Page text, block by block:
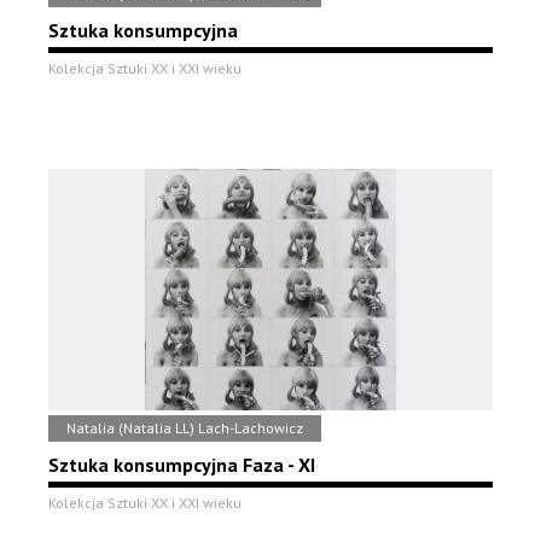
Sztuka konsumpcyjna
Kolekcja Sztuki XX i XXI wieku
Natalia (Natalia LL) Lach-Lachowicz
Sztuka konsumpcyjna Faza - XI
Kolekcja Sztuki XX i XXI wieku